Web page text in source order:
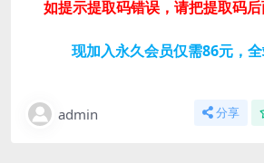
如提示提取码错误，请把提取码后
现加入永久会员仅需86元，
admin 分享